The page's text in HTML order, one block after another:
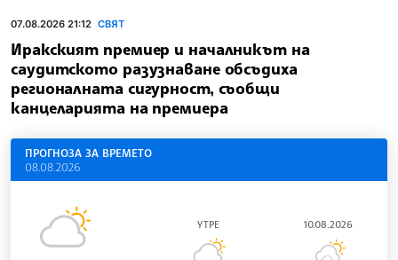
07.08.2026 21:12 СВЯТ
Иракският премиер и началникът на
саудитското разузнаване обсъдиха
регионалната сигурност, съобщи
канцеларията на премиера
ПРОГНОЗА ЗА ВРЕМЕТО
08.08.2026
УТРЕ 10.08.2026